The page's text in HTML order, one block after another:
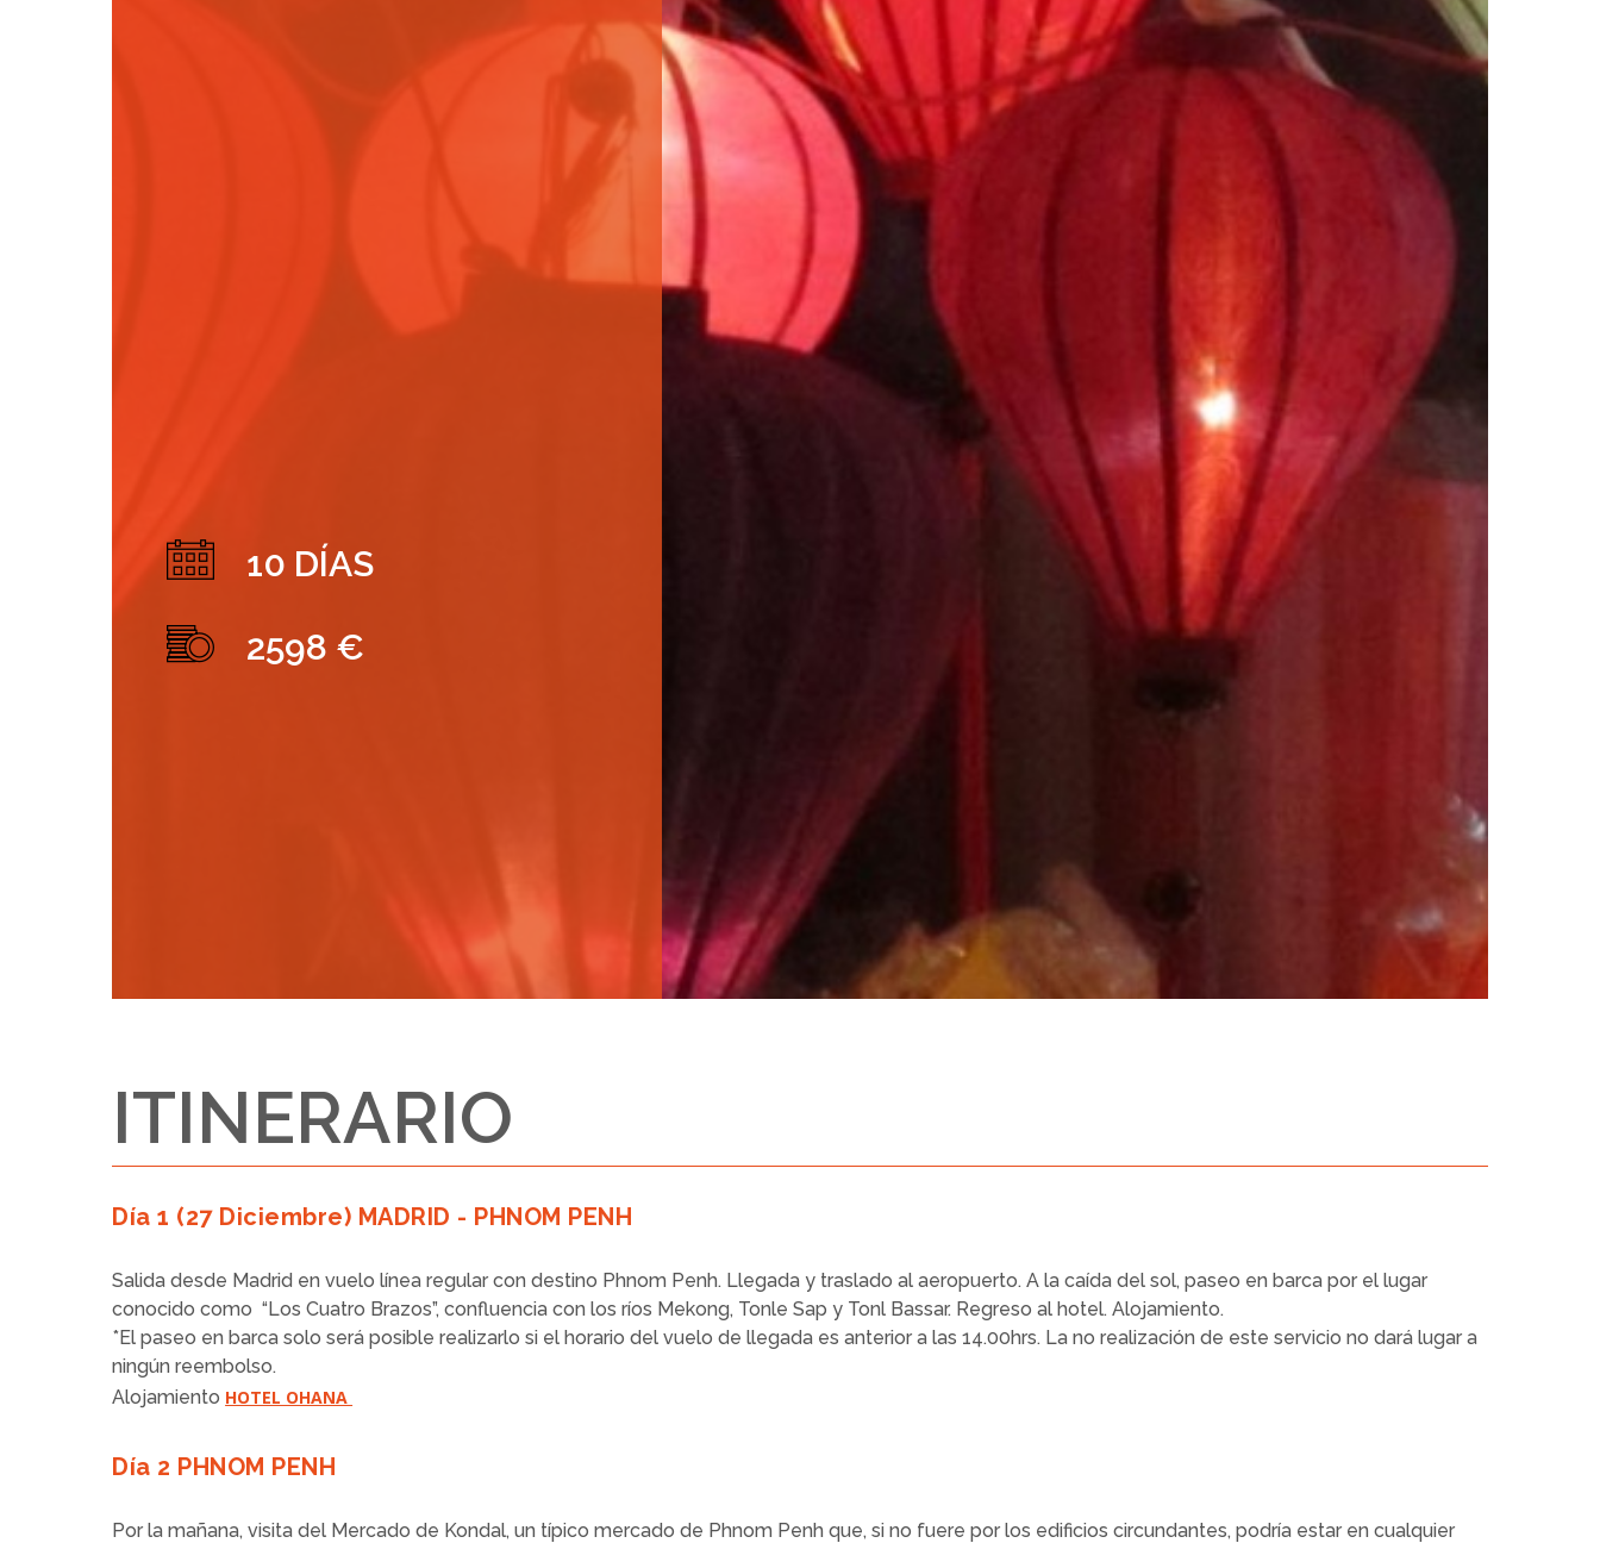
10 DÍAS
2598 €
ITINERARIO
Día 1 (27 Diciembre) MADRID - PHNOM PENH
Salida desde Madrid en vuelo línea regular con destino Phnom Penh. Llegada y traslado al aeropuerto. A la caída del sol, paseo en barca por el lugar
conocido como “Los Cuatro Brazos”, confluencia con los ríos Mekong, Tonle Sap y Tonl Bassar. Regreso al hotel. Alojamiento.
*El paseo en barca solo será posible realizarlo si el horario del vuelo de llegada es anterior a las 14.00hrs. La no realización de este servicio no dará lugar a
ningún reembolso.
Alojamiento HOTEL OHANA
Día 2 PHNOM PENH
Por la mañana, visita del Mercado de Kondal, un típico mercado de Phnom Penh que, si no fuere por los edificios circundantes, podría estar en cualquier